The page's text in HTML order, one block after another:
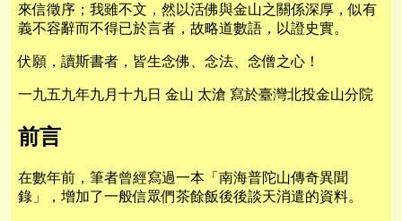
來信徵序；我雖不文，然以活佛與金山之關係深厚，似有
義不容辭而不得已於言者，故略道數語，以證史實。
伏願，讀斯書者，皆生念佛、念法、念僧之心！
一九五九年九月十九日 金山 太滄 寫於臺灣北投金山分院
前言
在數年前，筆者曾經寫過一本「南海普陀山傳奇異聞
錄」，增加了一般信眾們茶餘飯後後談天消遣的資料。